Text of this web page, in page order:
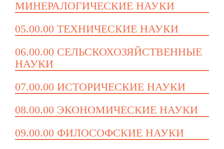
МИНЕРАЛОГИЧЕСКИЕ НАУКИ
05.00.00 ТЕХНИЧЕСКИЕ НАУКИ
06.00.00 СЕЛЬСКОХОЗЯЙСТВЕННЫЕ
НАУКИ
07.00.00 ИСТОРИЧЕСКИЕ НАУКИ
08.00.00 ЭКОНОМИЧЕСКИЕ НАУКИ
09.00.00 ФИЛОСОФСКИЕ НАУКИ